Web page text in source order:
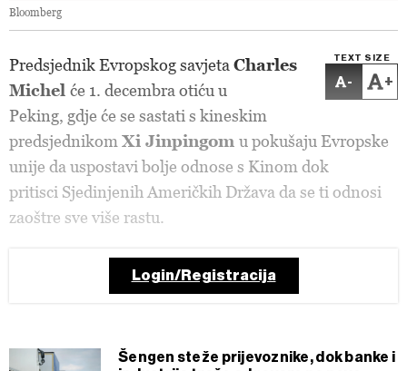
Bloomberg
TEXT SIZE
- +
Predsjednik Evropskog savjeta Charles
Michel će 1. decembra otiću u
Peking, gdje će se sastati s kineskim
predsjednikom Xi Jinpingom u pokušaju Evropske
unije da uspostavi bolje odnose s Kinom dok
pritisci Sjedinjenih Američkih Država da se ti odnosi
zaoštre sve više rastu.
Login/Registracija
Šengen steže prijevoznike, dok banke i